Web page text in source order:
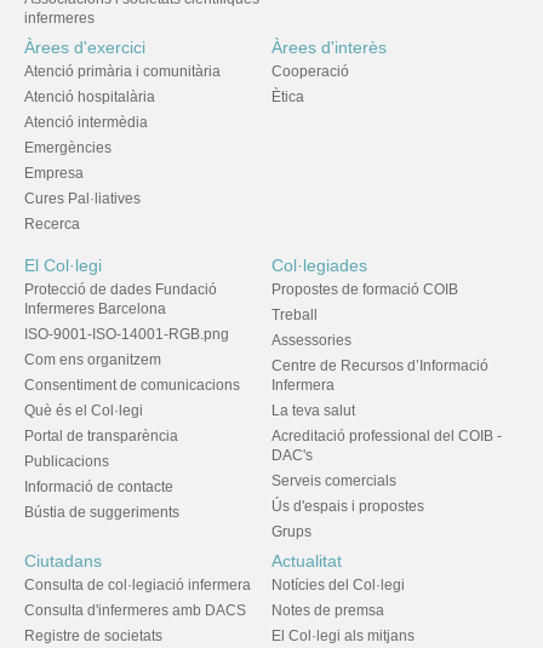
infermeres
Àrees d'exercici
Atenció primària i comunitària
Atenció hospitalària
Atenció intermèdia
Emergències
Empresa
Cures Pal·liatives
Recerca
Àrees d'interès
Cooperació
Ètica
El Col·legi
Protecció de dades Fundació
Infermeres Barcelona
ISO-9001-ISO-14001-RGB.png
Com ens organitzem
Consentiment de comunicacions
Què és el Col·legi
Portal de transparència
Publicacions
Informació de contacte
Bústia de suggeriments
Col·legiades
Propostes de formació COIB
Treball
Assessories
Centre de Recursos d’Informació
Infermera
La teva salut
Acreditació professional del COIB -
DAC's
Serveis comercials
Ús d'espais i propostes
Grups
Ciutadans
Consulta de col·legiació infermera
Consulta d'infermeres amb DACS
Registre de societats
Actualitat
Notícies del Col·legi
Notes de premsa
El Col·legi als mitjans